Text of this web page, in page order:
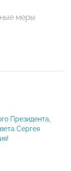
меры
Президента,
Сергея